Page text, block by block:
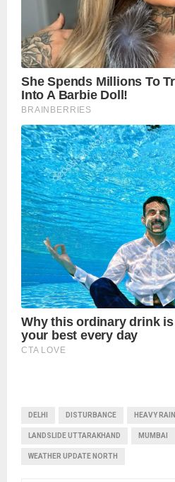
DELHI DISTURBANCE HEAVY RAIN
LANDSLIDE UTTARAKHAND MUMBAI
WEATHER UPDATE NORTH